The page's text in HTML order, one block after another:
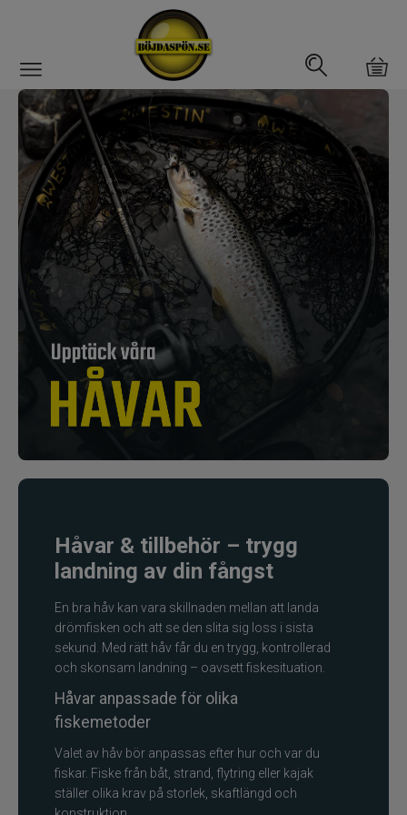
Gäddfemman
Abborrfemman
Interfiske
Rullar
Spön
Fiskeset
Småplock
Förvaring
RAM produkter
Termosar och kylväskor
Håvar, mm
Väga och mäta
Verktyg
Håvar & tillbehör – trygg
landning av din fångst
En bra håv kan vara skillnaden mellan att landa
drömfisken och att se den slita sig loss i sista
sekund. Med rätt håv får du en trygg, kontrollerad
och skonsam landning – oavsett fiskesituation.
Håvar anpassade för olika
fiskemetoder
Valet av håv bör anpassas efter hur och var du
fiskar. Fiske från båt, strand, flytring eller kajak
ställer olika krav på storlek, skaftlängd och